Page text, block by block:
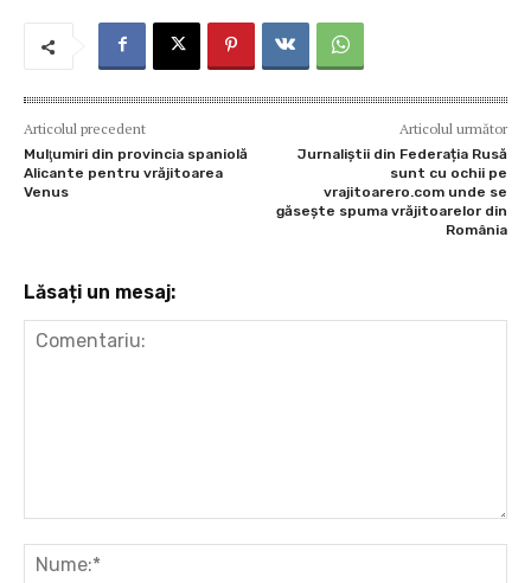
p
Articolul precedent
Mulţumiri din provincia spaniolă
Alicante pentru vrăjitoarea
Venus
Articolul următor
Jurnaliștii din Federația Rusă
sunt cu ochii pe
vrajitoarero.com unde se
găsește spuma vrăjitoarelor din
România
Lăsați un mesaj: